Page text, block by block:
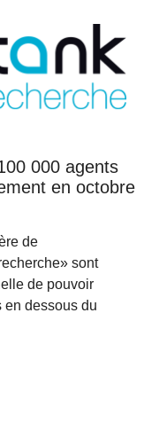
000 agents
en octobre
de
sont
de pouvoir
en dessous du